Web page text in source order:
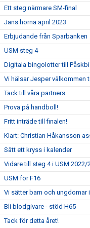
Ett steg närmare SM-final
Jans hörna april 2023
Erbjudande från Sparbanken
USM steg 4
Digitala bingolotter till
Vi hälsar Jesper välkommen
Tack till våra partners
Prova på handboll!
Fritt inträde till finalen!
Klart: Christian Håkansson
Sätt ett kryss i kalender
Vidare till steg 4 i USM 2022/
USM för F16
Vi sätter barn och ungdomar
Bli blodgivare - stöd H65
Tack för detta året!